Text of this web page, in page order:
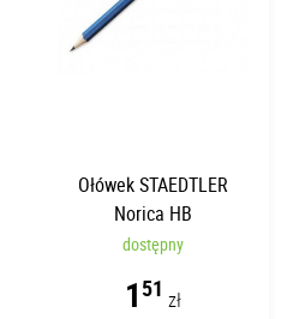
Ołówek STAEDTLER
Norica HB
dostępny
1 51 zł